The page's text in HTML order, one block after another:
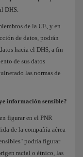
DHS.
de la UE, y en
de datos, podrán
hacia el DHS, a fin
de sus datos
las normas de
información sensible?
figurar en el PNR
de la compañía aérea
podría figurar
racial o étnico, las